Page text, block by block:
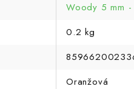
Woody 5 mm
0.2 kg
Oranžová